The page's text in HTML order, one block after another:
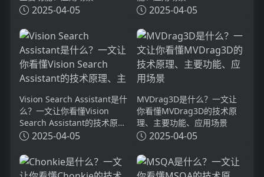
2025-04-05 2025-04-05
Vision Search Assistant是什
么？一文让你看懂Vision
Search Assistant的技术原
理、主要功能、应用场景
2025-04-05
MVDrag3D是什么？一文让
你看懂MVDrag3D的技术原
理、主要功能、应用场景
2025-04-05